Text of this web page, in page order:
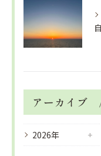
アーカイブ
2026年